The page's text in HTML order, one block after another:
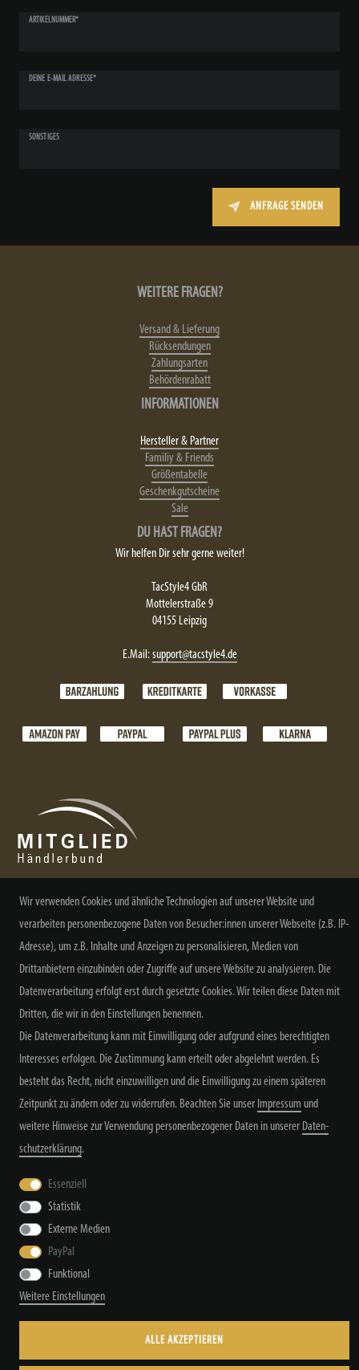
ARTIKELNUMMER*
DEINE E-MAIL ADRESSE*
SONSTIGES
ANFRAGE SENDEN
WEITERE FRAGEN?
Versand & Lieferung
Rücksendungen
Zahlungsarten
Behördenrabatt
INFORMATIONEN
Hersteller & Partner
Familiy & Friends
Größentabelle
Geschenkgutscheine
Sale
DU HAST FRAGEN?
Wir helfen Dir sehr gerne weiter!
TacStyle4 GbR
Mottelerstraße 9
04155 Leipzig
E.Mail:support@tacstyle4.de
NEWSLETTER ABONNIEREN
Alle Preisangaben inkl. MwSt. zzgl. Versand
Widerrufs­recht
Wir verwenden Cookies und ähnliche Technologien auf unserer Website und
verarbeiten personenbezogene Daten von Besucher:innen unserer Webseite (z.B. IP-
Adresse), um z.B. Inhalte und Anzeigen zu personalisieren, Medien von
Drittanbietern einzubinden oder Zugriffe auf unsere Website zu analysieren. Die
Datenverarbeitung erfolgt erst durch gesetzte Cookies. Wir teilen diese Daten mit
Dritten, die wir in den Einstellungen benennen.
Die Datenverarbeitung kann mit Einwilligung oder aufgrund eines berechtigten
Interesses erfolgen. Die Zustimmung kann erteilt oder abgelehnt werden. Es
besteht das Recht, nicht einzuwilligen und die Einwilligung zu einem späteren
Zeitpunkt zu ändern oder zu widerrufen. Beachten Sie unser Impressum und
weitere Hinweise zur Verwendung personenbezogener Daten in unserer Daten­
schutz­erklärung.
Essenziell
Statistik
Externe Medien
PayPal
Funktional
Weitere Einstellungen
ALLE AKZEPTIEREN